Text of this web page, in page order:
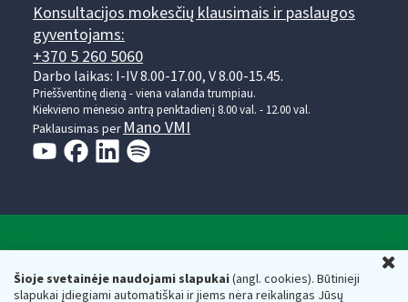
Šioje svetainėje naudojami slapukai(angl. cookies). Būtinieji
slapukai įdiegiami automatiškai ir jiems nėra reikalingas Jūsų
Konsultacijos mokesčių klausimais ir paslaugos
gyventojams:
+370 5 260 5060
Darbo laikas: I-IV 8.00-17.00, V 8.00-15.45.
Prieššventinę dieną - viena valanda trumpiau.
Kiekvieno mėnesio antrą penktadienį 8.00 val. - 12.00 val.
Paklausimas per Mano VMI
Respublikos finansų ministerijos